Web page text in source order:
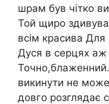
шрам був чітко
Той щиро
всім красива
Дуся в серцях аж
викинути не
довго розглядає